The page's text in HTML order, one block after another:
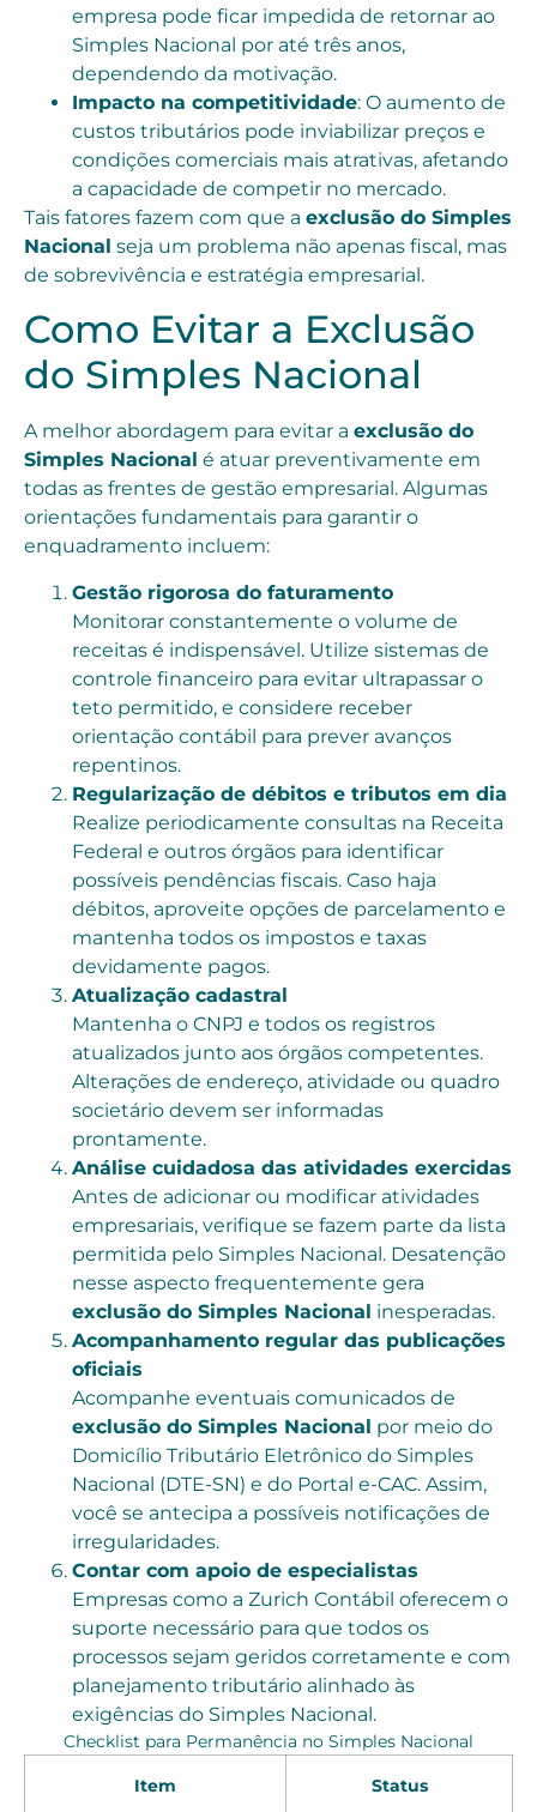
empresa pode ficar impedida de retornar ao
Simples Nacional por até três anos,
dependendo da motivação.
Impacto na competitividade: O aumento de
custos tributários pode inviabilizar preços e
condições comerciais mais atrativas, afetando
a capacidade de competir no mercado.
Tais fatores fazem com que a exclusão do Simples
Nacional seja um problema não apenas fiscal, mas
de sobrevivência e estratégia empresarial.
Como Evitar a Exclusão
do Simples Nacional
A melhor abordagem para evitar a exclusão do
Simples Nacional é atuar preventivamente em
todas as frentes de gestão empresarial. Algumas
orientações fundamentais para garantir o
enquadramento incluem:
Gestão rigorosa do faturamento
Monitorar constantemente o volume de
receitas é indispensável. Utilize sistemas de
controle financeiro para evitar ultrapassar o
teto permitido, e considere receber
orientação contábil para prever avanços
repentinos.
Regularização de débitos e tributos em dia
Realize periodicamente consultas na Receita
Federal e outros órgãos para identificar
possíveis pendências fiscais. Caso haja
débitos, aproveite opções de parcelamento e
mantenha todos os impostos e taxas
devidamente pagos.
Atualização cadastral
Mantenha o CNPJ e todos os registros
atualizados junto aos órgãos competentes.
Alterações de endereço, atividade ou quadro
societário devem ser informadas
prontamente.
Análise cuidadosa das atividades exercidas
Antes de adicionar ou modificar atividades
empresariais, verifique se fazem parte da lista
permitida pelo Simples Nacional. Desatenção
nesse aspecto frequentemente gera
exclusão do Simples Nacional inesperadas.
Acompanhamento regular das publicações
oficiais
Acompanhe eventuais comunicados de
exclusão do Simples Nacional por meio do
Domicílio Tributário Eletrônico do Simples
Nacional (DTE-SN) e do Portal e-CAC. Assim,
você se antecipa a possíveis notificações de
irregularidades.
Contar com apoio de especialistas
Empresas como a Zurich Contábil oferecem o
suporte necessário para que todos os
processos sejam geridos corretamente e com
planejamento tributário alinhado às
exigências do Simples Nacional.
Checklist para Permanência no Simples Nacional
Item Status